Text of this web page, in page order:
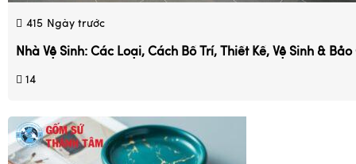
415 Ngày trước
Nhà Vệ Sinh: Các Loại, Cách Bố Trí, Thiết Kế, Vệ Sinh &
14